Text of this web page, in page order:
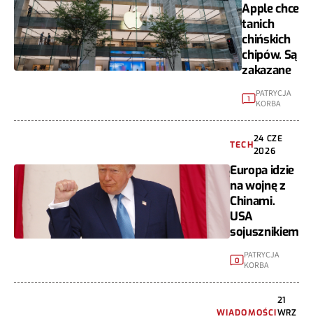
Apple chce
tanich
chińskich
chipów. Są
zakazane
1
PATRYCJA
KORBA
TECH
24 CZE
2026
Europa idzie
na wojnę z
Chinami.
USA
sojusznikiem
0
PATRYCJA
KORBA
WIADOMOŚCI
21
WRZ